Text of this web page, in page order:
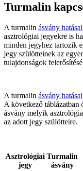
Turmalin
A turmalin ásvány hatásai
asztrológiai jegyekre is
minden jegyhez tartozik
jegy szülötteinek az
tulajdonságok
A turmalin ásvány hatásai
A következő
ásvány melyik
az adott jegy szülötteire.
Asztrológiai
jegy
Turmalin
ásvány